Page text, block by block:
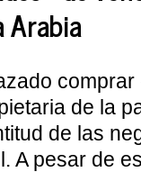
Arabia
de la
de las
A pesar de